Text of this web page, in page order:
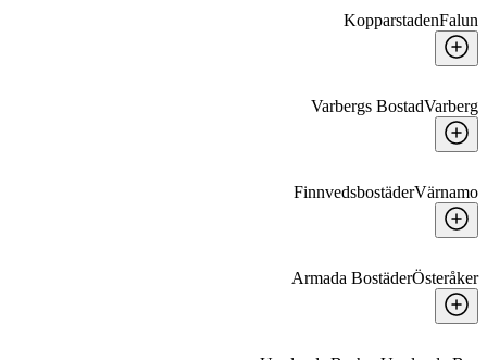
KopparstadenFalun
Varbergs BostadVarberg
FinnvedsbostäderVärnamo
Armada BostäderÖsteråker